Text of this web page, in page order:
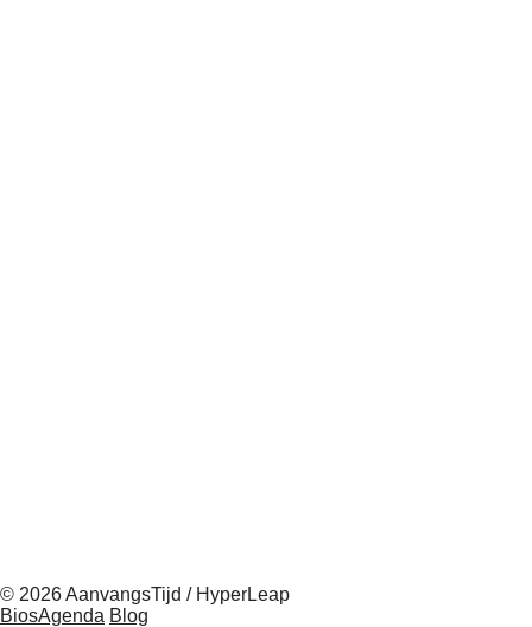
© 2026 AanvangsTijd / HyperLeap
BiosAgenda Blog